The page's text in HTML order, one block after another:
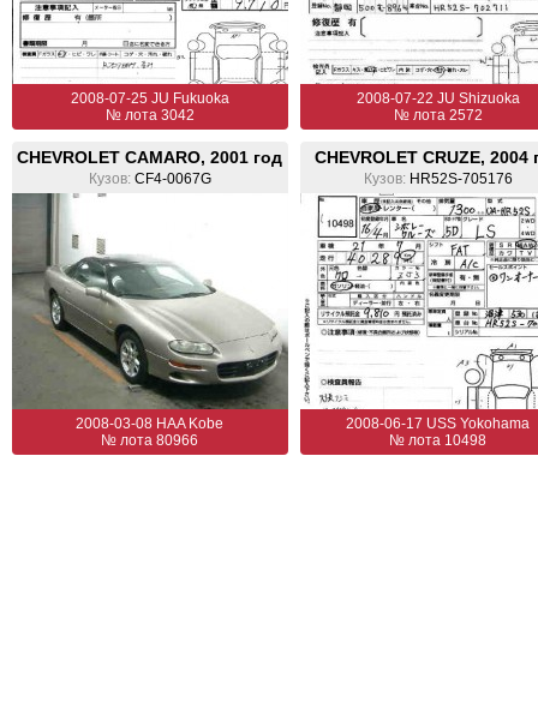
2008-07-25 JU Fukuoka
№ лота 3042
2008-07-22 JU Shizuoka
№ лота 2572
CHEVROLET CAMARO, 2001 год
Кузов: CF4-0067G
2008-03-08 HAA Kobe
№ лота 80966
CHEVROLET CRUZE, 2004
Кузов: HR52S-705176
2008-06-17 USS Yokohama
№ лота 10498